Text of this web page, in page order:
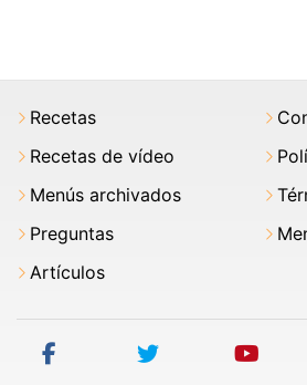
Recetas
Recetas de vídeo
Menús archivados
Preguntas
Artículos
facebook twitter